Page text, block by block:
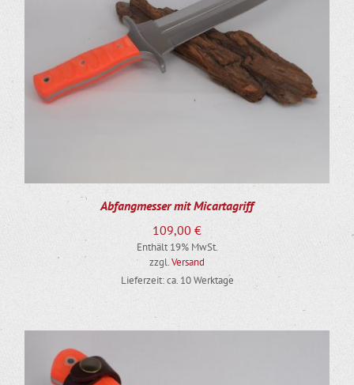
Abfangmesser mit Micartagriff
109,00 €
Enthält 19% MwSt.
zzgl.Versand
Lieferzeit: ca. 10 Werktage